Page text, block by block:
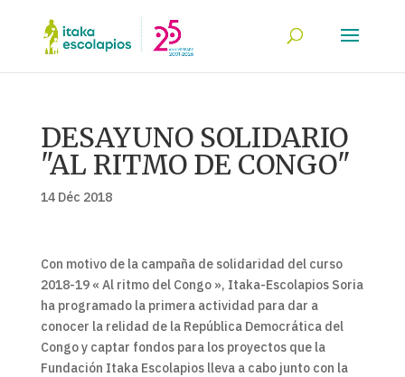
DESAYUNO SOLIDARIO
"AL RITMO DE CONGO"
14 Déc 2018
Con motivo de la campaña de solidaridad del curso
2018-19 « Al ritmo del Congo », Itaka-Escolapios Soria
ha programado la primera actividad para dar a
conocer la relidad de la República Democrática del
Congo y captar fondos para los proyectos que la
Fundación Itaka Escolapios lleva a cabo junto con la